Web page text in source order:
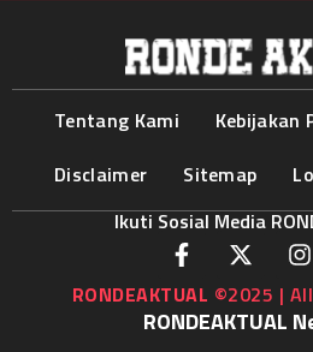
Tentang Kami
Kebijakan
Disclaimer
Sitemap
Ikuti Sosial Media
RONDEAKTUAL ©2025 |
RONDEAKTUAL